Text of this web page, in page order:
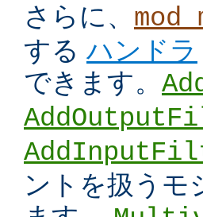
さらに、
するハンドラ
できます。
ントを扱うモ